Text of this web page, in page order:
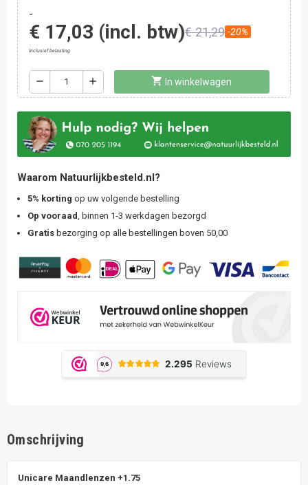
-
€ 17,03 (incl. btw)€ 21,29 -20%
Inclusief belasting
remove add shopping_cart In winkelwagen
Waarom Natuurlijkbesteld.nl?
5% korting op uw volgende bestelling
Op vooraad
, binnen 1-3 werkdagen bezorgd
Gratis bezorging op alle bestellingen boven 50,00
Omschrijving
Unicare Maandlenzen +1.75